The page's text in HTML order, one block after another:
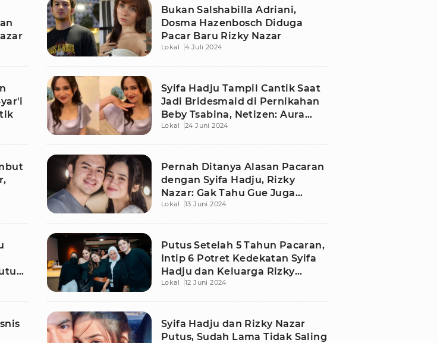
Bukan Salshabilla Adriani,
Dosma Hazenbosch Diduga
Pacar Baru Rizky Nazar
Lokal 4 Juli 2024
Syifa Hadju Tampil Cantik Saat
Jadi Bridesmaid di Pernikahan
Beby Tsabina, Netizen: Aura
Single!
Lokal 24 Juni 2024
Pernah Ditanya Alasan Pacaran
dengan Syifa Hadju, Rizky
Nazar: Gak Tahu Gue Juga
Bingung
Lokal 13 Juni 2024
Putus Setelah 5 Tahun Pacaran,
Intip 6 Potret Kedekatan Syifa
Hadju dan Keluarga Rizky
Nazar
Lokal 12 Juni 2024
Syifa Hadju dan Rizky Nazar
Putus, Sudah Lama Tidak Saling